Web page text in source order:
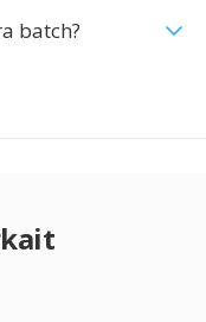
batch?